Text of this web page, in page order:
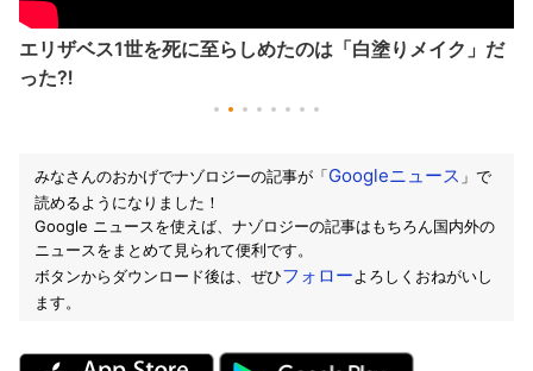
エリザベス1世を死に至らしめたのは「白塗りメイク」だ
った⁈
みなさんのおかげでナゾロジーの記事が「Googleニュース 」で
読めるようになりました！
Google ニュースを使えば、ナゾロジーの記事はもちろん国内外の
ニュースをまとめて見られて便利です。
ボタンからダウンロード後は、ぜひフォローよろしくおねがいし
ます。